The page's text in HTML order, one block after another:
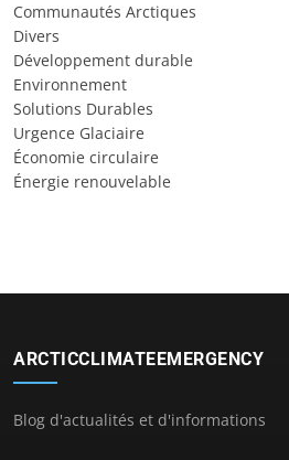
Communautés Arctiques
Divers
Développement durable
Environnement
Solutions Durables
Urgence Glaciaire
Économie circulaire
Énergie renouvelable
ARCTICCLIMATEEMERGENCY
Blog d'actualités et d'informations